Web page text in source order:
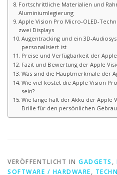
Fortschrittliche Materialien und
Aluminiumlegierung
Apple Vision Pro Micro-OLED-
zwei Displays
Augentracking und ein 3D-
personalisiert ist
Preise und Verfügbarkeit der
Fazit und Bewertung der Apple
Was sind die Hauptmerkmale der
Wie viel kostet die Apple Vision
sein?
Wie lange hält der Akku der Apple
Brille für den persönlichen
VERÖFFENTLICHT IN GADGETS,
SOFTWARE / HARDWARE,